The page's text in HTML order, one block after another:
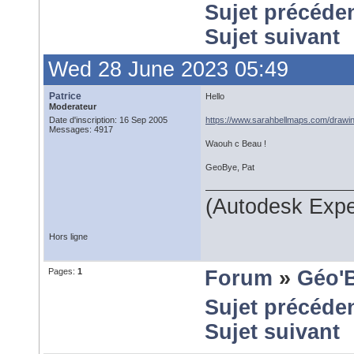
Sujet
Sujet suivant
Wed 28 June 2023 05:49
Patrice
Moderateur
Date d'inscription: 16 Sep 2005
Messages: 4917
Hello
https://www.sarahbellmaps.com/
Waouh c Beau !
GeoBye, Pat
(Autodesk
Hors ligne
Pages: 1 Forum »
Sujet
Sujet suivant